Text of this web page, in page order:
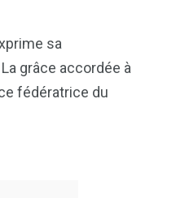
sa
grâce accordée à
fédératrice du